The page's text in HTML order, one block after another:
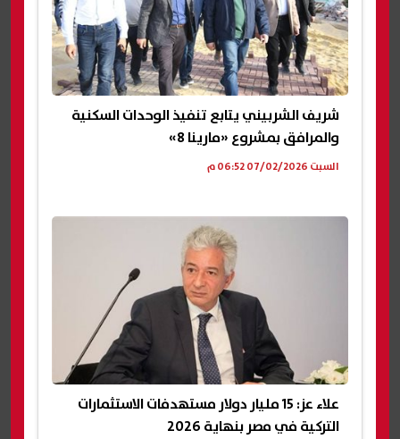
شريف الشربيني يتابع تنفيذ الوحدات السكنية
والمرافق بمشروع «مارينا 8»
السبت 07/02/2026 06:52 م
علاء عز: 15 مليار دولار مستهدفات الاستثمارات
التركية في مصر بنهاية 2026